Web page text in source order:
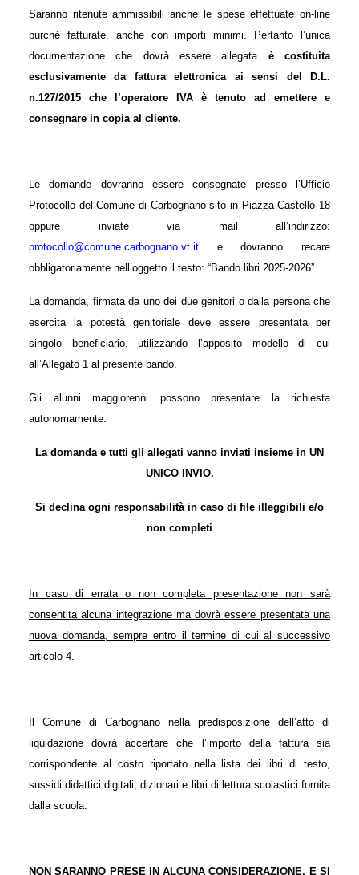
Saranno ritenute ammissibili anche le spese effettuate on-line
purché fatturate, anche con importi minimi. Pertanto l’unica
documentazione che dovrà essere allegata è costituita
esclusivamente da fattura elettronica ai sensi del D.L.
n.127/2015 che l’operatore IVA è tenuto ad emettere e
consegnare in copia al cliente.
Le domande dovranno essere consegnate presso l’Ufficio
Protocollo del Comune di Carbognano sito in Piazza Castello 18
oppure inviate via mail all’indirizzo:
protocollo@comune.carbognano.vt.it e dovranno recare
obbligatoriamente nell’oggetto il testo: “Bando libri 2025-2026”.
La domanda, firmata da uno dei due genitori o dalla persona che
esercita la potestà genitoriale deve essere presentata per
singolo beneficiario, utilizzando l’apposito modello di cui
all’Allegato 1 al presente bando.
Gli alunni maggiorenni possono presentare la richiesta
autonomamente.
La domanda e tutti gli allegati vanno inviati insieme in UN
UNICO INVIO.
Si declina ogni responsabilità in caso di file illeggibili e/o
non completi
In caso di errata o non completa presentazione non sarà
consentita alcuna integrazione ma dovrà essere presentata una
nuova domanda, sempre entro il termine di cui al successivo
articolo 4.
Il Comune di Carbognano nella predisposizione dell’atto di
liquidazione dovrà accertare che l’importo della fattura sia
corrispondente al costo riportato nella lista dei libri di testo,
sussidi didattici digitali, dizionari e libri di lettura scolastici fornita
dalla scuola.
NON SARANNO PRESE IN ALCUNA CONSIDERAZIONE, E SI